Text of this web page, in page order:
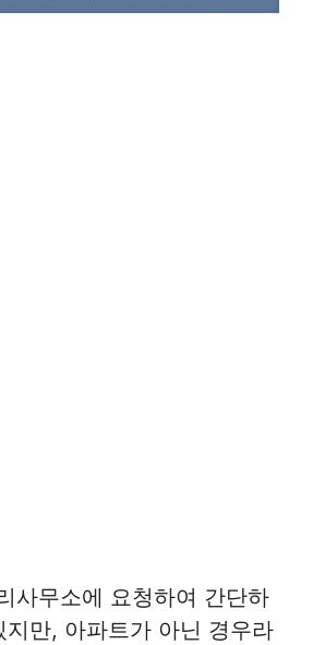
사무소에 요청하여 간단하
지만, 아파트가 아닌 경우라